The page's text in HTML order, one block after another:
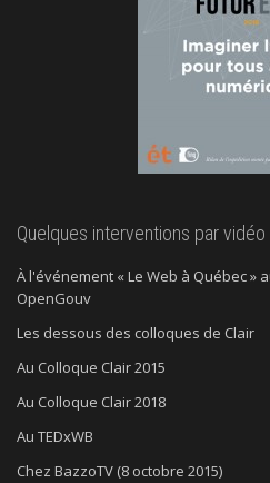
Quelques interventions par vidéo
À l'événement « Le Web à Québec »
OpenGouv
Les dessous des colloques de Clair
Au Colloque Clair 2015
Au Colloque Clair 2018
Au TEDxWB
Chez BazzoTV (8 octobre 2015)